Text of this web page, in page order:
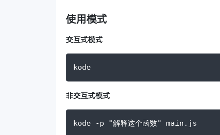
使用模式
交互式模式
kode
非交互式模式
kode -p "解释这个函数" main.js